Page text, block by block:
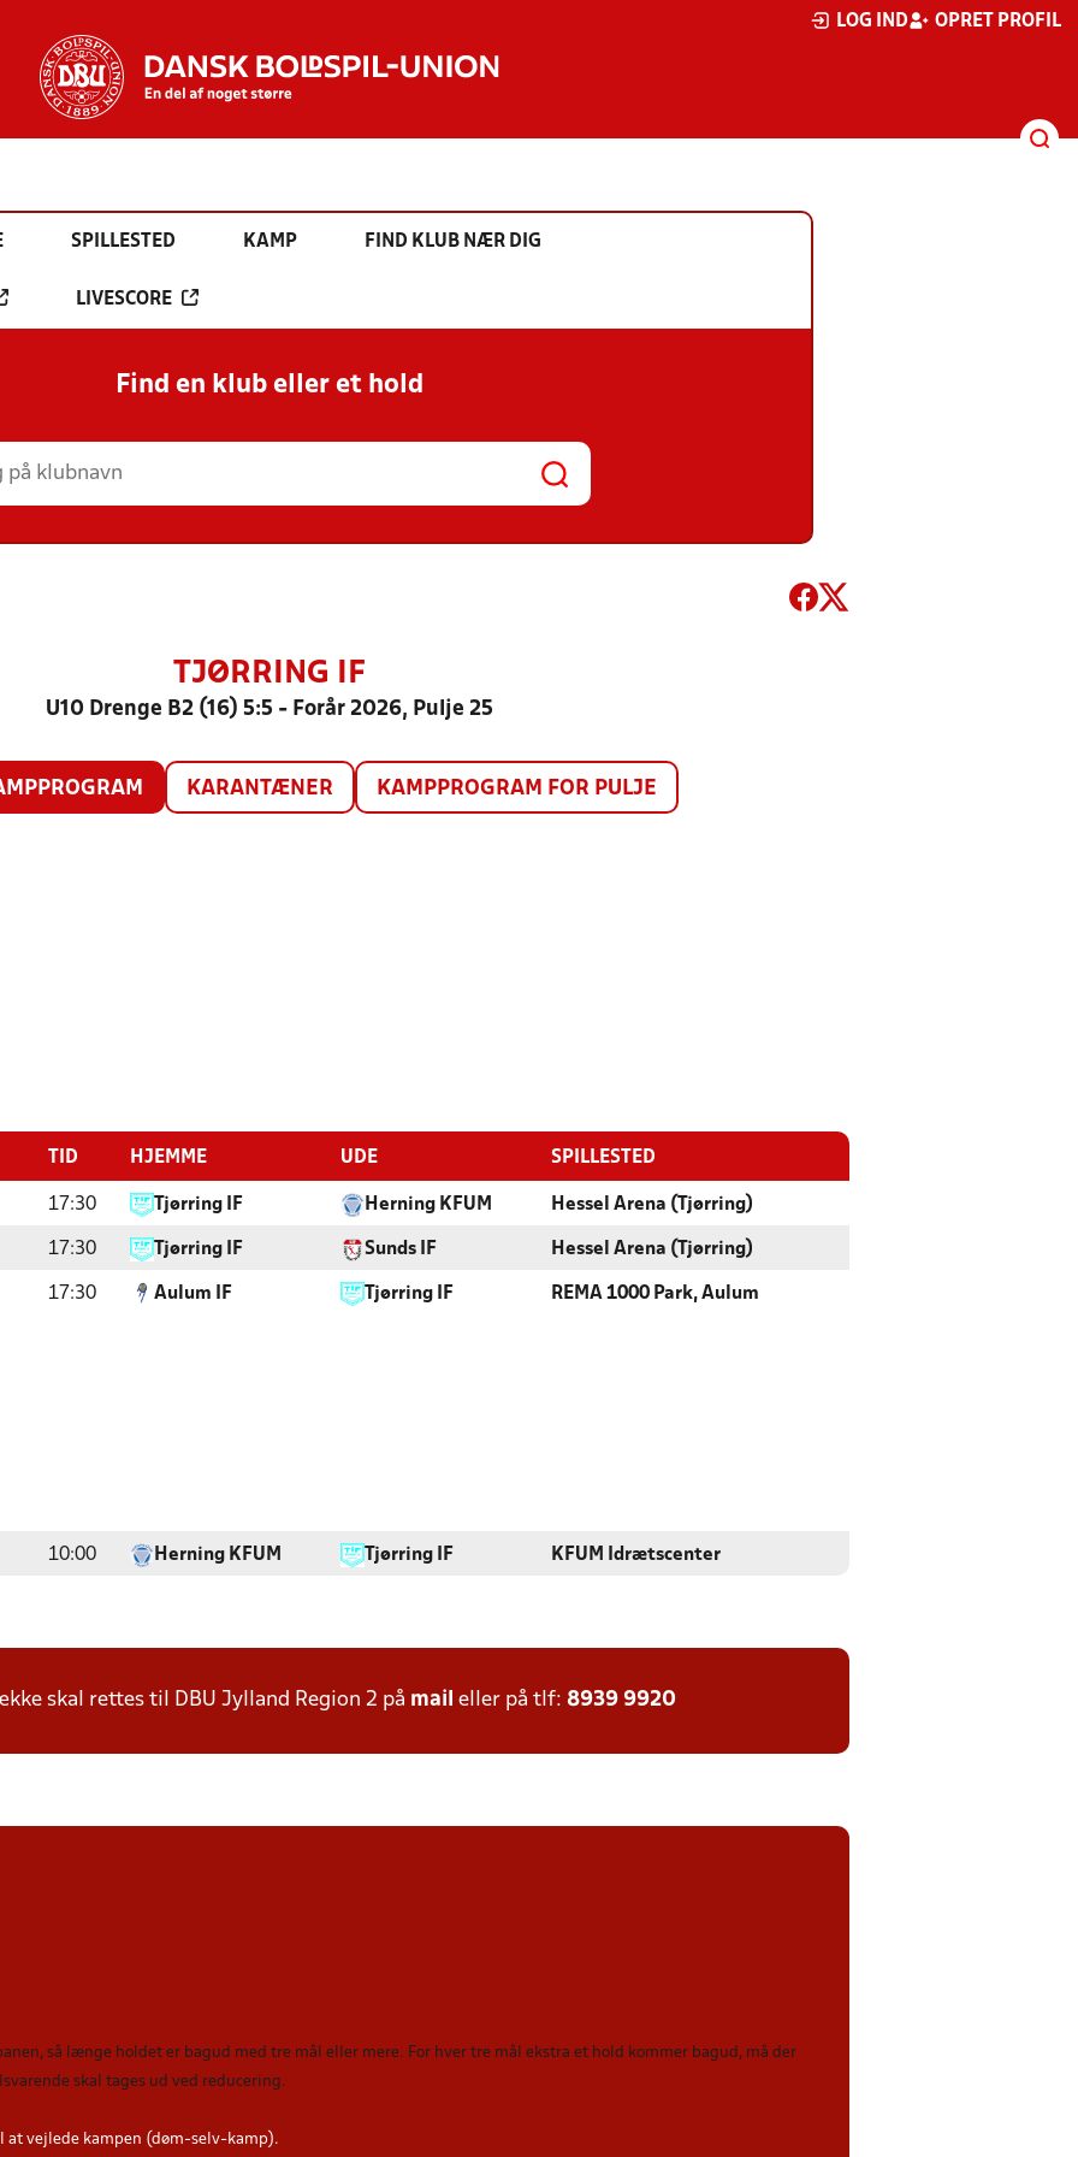
LOG IND OPRET PROFIL
SPILLESTED KAMP FIND KLUB NÆR DIG
LIVESCORE
Find en klub eller et hold
TJØRRING IF
U10 Drenge B2 (16) 5:5 - Forår 2026, Pulje 25
KARANTÆNER KAMPPROGRAM FOR PULJE
TID HJEMME UDE SPILLESTED
17:30 Tjørring IF Herning KFUM Hessel Arena (Tjørring)
17:30 Tjørring IF Sunds IF Hessel Arena (Tjørring)
17:30 Aulum IF Tjørring IF REMA 1000 Park, Aulum
10:00 Herning KFUM Tjørring IF KFUM Idrætscenter
skal rettes til DBU Jylland Region 2 på mail eller på tlf: 8939 9920
så længe holdet er bagud med tre mål eller mere. For hver tre mål ekstra et hold kommer bagud, må der
skal tages ud ved reducering.
vejlede kampen (døm-selv-kamp).